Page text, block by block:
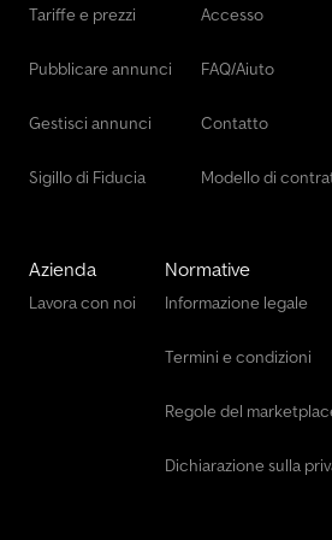
Tariffe e prezzi
Pubblicare annunci
Gestisci annunci
Sigillo di Fiducia
Accesso
FAQ/Aiuto
Contatto
Modello di
Azienda
Lavora con noi
Normative
Informazione legale
Termini e condizioni
Regole del
Dichiarazione sulla